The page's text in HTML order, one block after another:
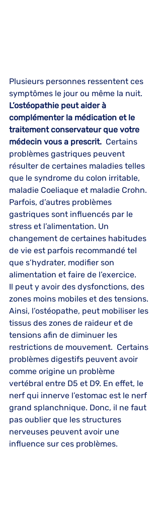
Plusieurs personnes ressentent ces
symptômes le jour ou même la nuit.
L’ostéopathie peut aider à
complémenter la médication et le
traitement conservateur que votre
médecin vous a prescrit.
  Certains
problèmes gastriques peuvent
résulter de certaines maladies telles
que le syndrome du colon irritable,
maladie Coeliaque et maladie Crohn.
Parfois, d’autres problèmes
gastriques sont influencés par le
stress et l’alimentation. Un
changement de certaines habitudes
de vie est parfois recommandé tel
que s’hydrater, modifier son
alimentation et faire de l’exercice.
Il peut y avoir des dysfonctions, des
zones moins mobiles et des tensions.
Ainsi, l’ostéopathe, peut mobiliser les
tissus des zones de raideur et de
tensions afin de diminuer les
restrictions de mouvement.  Certains
problèmes digestifs peuvent avoir
comme origine un problème
vertébral entre D5 et D9. En effet, le
nerf qui innerve l’estomac est le nerf
grand splanchnique. Donc, il ne faut
pas oublier que les structures
nerveuses peuvent avoir une
influence sur ces problèmes.